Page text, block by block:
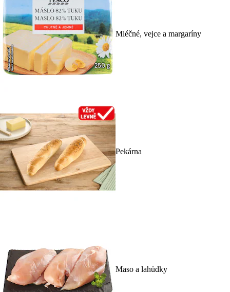
Mléčné, vejce a margaríny
Pekárna
Maso a lahůdky